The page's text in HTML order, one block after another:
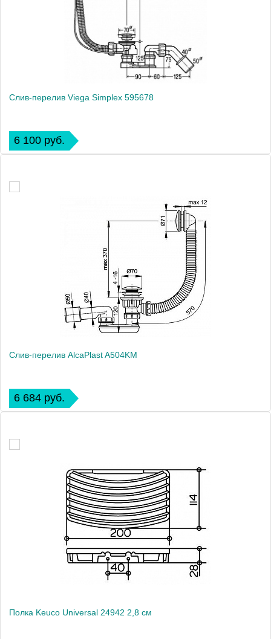
Слив-перелив Viega Simplex 595678
6 100 руб.
Слив-перелив AlcaPlast A504KM
6 684 руб.
Полка Keuco Universal 24942 2,8 см